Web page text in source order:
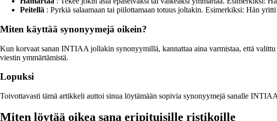
Peitellä : Pyrkiä salaamaan tai piilottamaan totuus joltakin. Esimerkiksi: Hän
Miten käyttää synonyymejä oikein?
Kun korvaat sanan INTIAA jollakin synonyymillä, kannattaa aina varmistaa, että
viestin ymmärtämistä.
Lopuksi
Toivottavasti tämä artikkeli auttoi sinua löytämään sopivia synonyymejä sanalle
Miten löytää oikea sana eripituisille ristikoille